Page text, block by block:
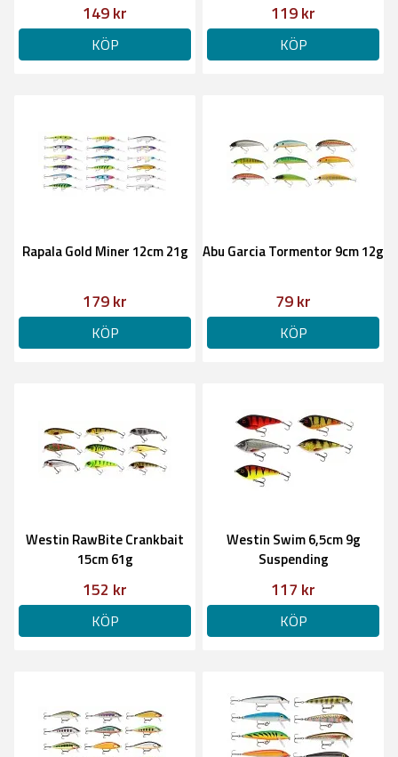
149 kr
KÖP
119 kr
KÖP
Rapala Gold Miner 12cm 21g
179 kr
KÖP
Abu Garcia Tormentor 9cm 12g
79 kr
KÖP
Westin RawBite Crankbait
15cm 61g
152 kr
KÖP
Westin Swim 6,5cm 9g
Suspending
117 kr
KÖP